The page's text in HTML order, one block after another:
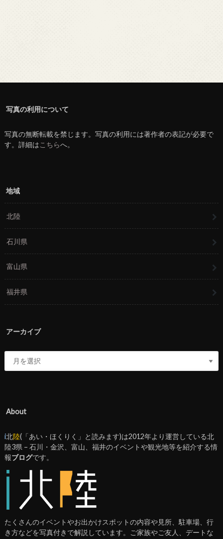
写真の利用について
写真の無断転載を禁じます。写真の利用には著作者の表記が必要で
す。詳細はこちらへ。
地域
北陸
石川県
富山県
福井県
アーカイブ
About
i北陸(「あい・ほくりく」と読みます)は2012年より運営している北
陸3県 – 石川・金沢、富山、福井のイベントや観光地等を紹介する情
報ブログです。
たくさんのイベントやお出かけスポットの内容や見所、駐車場、行
き方などを写真付きで解説しています。ご家族やご友人、デートな